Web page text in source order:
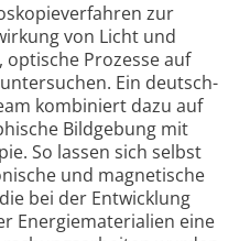
zur
von Licht und
Prozesse auf
Ein deutsch-
kombiniert dazu auf
Bildgebung mit
So lassen sich selbst
und magnetische
bei der Entwicklung
Energiematerialien eine